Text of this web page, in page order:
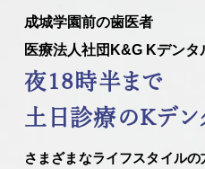
成城学園前の歯医者
医療法人社団K&G Kデンタ
夜18時半まで
土日診療のKデン
さまざまなライフスタイル